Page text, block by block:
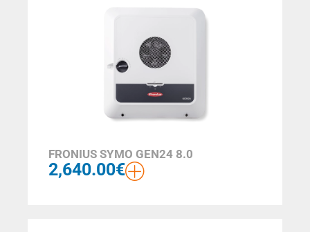
FRONIUS SYMO GEN24 8.0
2,640.00€